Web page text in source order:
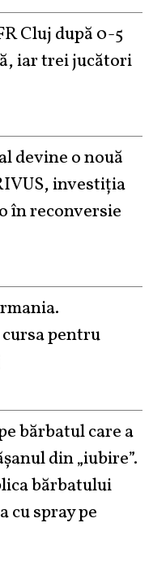
Cluj după 0-5
iar trei jucători
devine o nouă
investiția
în reconversie
pentru
bărbatul care a
din „iubire”.
bărbatului
cu spray pe